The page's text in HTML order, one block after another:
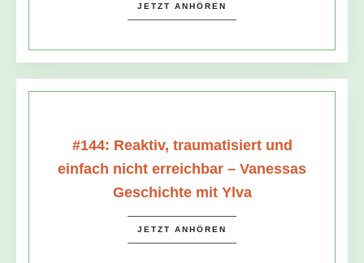
JETZT ANHÖREN
#144: Reaktiv, traumatisiert und
einfach nicht erreichbar – Vanessas
Geschichte mit Ylva
JETZT ANHÖREN